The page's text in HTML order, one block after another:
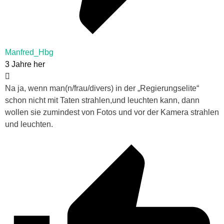
Manfred_Hbg
3 Jahre her
Na ja, wenn man(n/frau/divers) in der „Regierungselite“
schon nicht mit Taten strahlen,und leuchten kann, dann
wollen sie zumindest von Fotos und vor der Kamera strahlen
und leuchten.